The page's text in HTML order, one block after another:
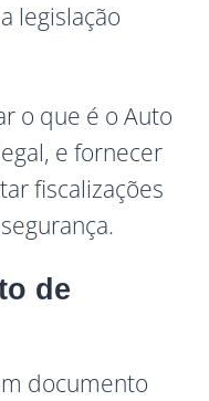
legislação
o que é o Auto
e fornecer
fiscalizações
de
documento